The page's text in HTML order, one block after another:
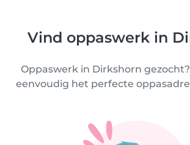
Vind oppaswerk in
Oppaswerk in Dirkshorn
eenvoudig het perfecte